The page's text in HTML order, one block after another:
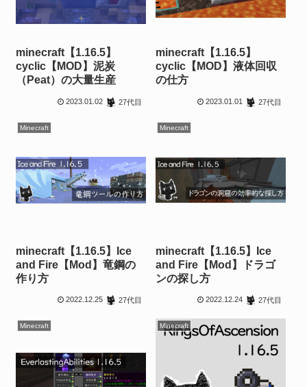
minecraft【1.16.5】
cyclic【MOD】泥炭
（Peat）の大量生産
2023.01.02 27代目
minecraft【1.16.5】
cyclic【MOD】液体回収
の仕方
2023.01.01 27代目
Minecraft
minecraft【1.16.5】Ice
and Fire【Mod】竜鋼の
作り方
2022.12.25 27代目
Minecraft
minecraft【1.16.5】Ice
and Fire【Mod】ドラゴ
ンの探し方
2022.12.24 27代目
Minecraft Minecraft